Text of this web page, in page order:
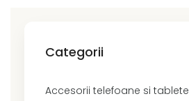
Categorii
Accesorii telefoane si tablete